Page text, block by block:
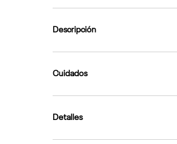
Descripción
Cuidados
Detalles